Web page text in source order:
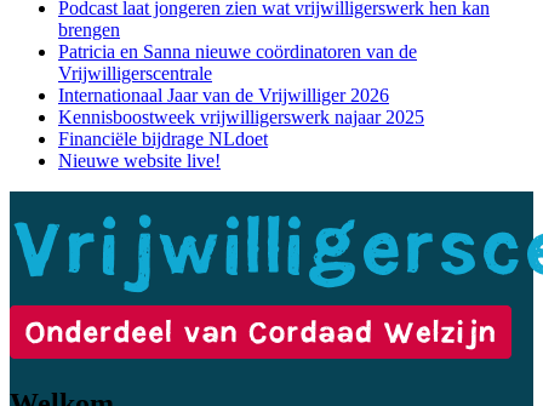
Podcast laat jongeren zien wat vrijwilligerswerk hen kan
brengen
Patricia en Sanna nieuwe coördinatoren van de
Vrijwilligerscentrale
Internationaal Jaar van de Vrijwilliger 2026
Kennisboostweek vrijwilligerswerk najaar 2025
Financiële bijdrage NLdoet
Nieuwe website live!